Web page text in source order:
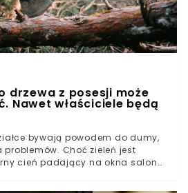
drzewa z posesji może
Nawet właściciele będą
bywają powodem do dumy,
problemów. Choć zieleń jest
cień padający na okna salonu,